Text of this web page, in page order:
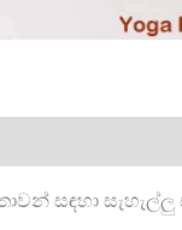
සඳහා සැහැල්ලු